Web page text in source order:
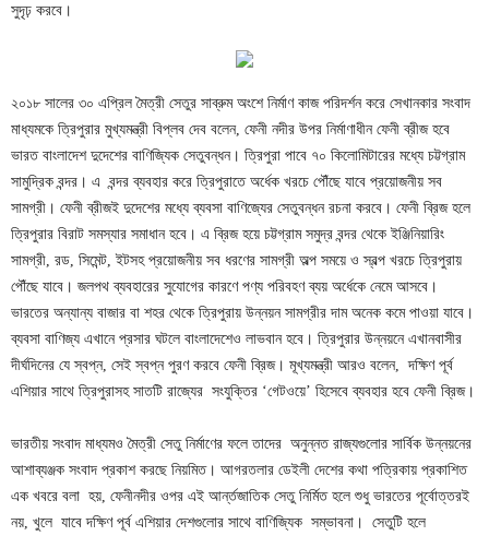
সুদৃঢ় করবে।
২০১৮ সালের ৩০ এপ্রিল মৈত্রী সেতুর সাব্রুম অংশে নির্মাণ কাজ পরিদর্শন করে সেখানকার সংবাদ
মাধ্যমকে ত্রিপুরার মুখ্যমন্ত্রী বিপ্লব দেব বলেন, ফেনী নদীর উপর নির্মাণাধীন ফেনী ব্রীজ হবে
ভারত বাংলাদেশ দুদেশের বাণিজ্যিক সেতুবন্ধন। ত্রিপুরা পাবে ৭০ কিলোমিটারের মধ্যে চট্টগ্রাম
সামুদ্রিক বন্দর। এ বন্দর ব্যবহার করে ত্রিপুরাতে অর্ধেক খরচে পৌঁছে যাবে প্রয়োজনীয় সব
সামগ্রী। ফেনী ব্রীজই দুদেশের মধ্যে ব্যবসা বাণিজ্যের সেতুবন্ধন রচনা করবে। ফেনী ব্রিজ হলে
ত্রিপুরার বিরাট সমস্যার সমাধান হবে। এ ব্রিজ হয়ে চট্টগ্রাম সমুদ্র বন্দর থেকে ইঞ্জিনিয়ারিং
সামগ্রী, রড, সিমেন্ট, ইটসহ প্রয়োজনীয় সব ধরণের সামগ্রী অল্প সময়ে ও স্বল্প খরচে ত্রিপুরায়
পৌঁছে যাবে। জলপথ ব্যবহারের সুযোগের কারণে পণ্য পরিবহণ ব্যয় অর্ধেকে নেমে আসবে।
ভারতের অন্যান্য বাজার বা শহর থেকে ত্রিপুরায় উন্নয়ন সামগ্রীর দাম অনেক কমে পাওয়া যাবে।
ব্যবসা বাণিজ্য এখানে প্রসার ঘটলে বাংলাদেশেও লাভবান হবে। ত্রিপুরার উন্নয়নে এখানবাসীর
দীর্ঘদিনের যে স্বপ্ন, সেই স্বপ্ন পুরণ করবে ফেনী ব্রিজ। মূখ্যমন্ত্রী আরও বলেন, দক্ষিণ পূর্ব
এশিয়ার সাথে ত্রিপুরাসহ সাতটি রাজ্যের সংযুক্তির ‘গেটওয়ে’ হিসেবে ব্যবহার হবে ফেনী ব্রিজ।
ভারতীয় সংবাদ মাধ্যমও মৈত্রী সেতু নির্মাণের ফলে তাদের অনুন্নত রাজ্যগুলোর সার্বিক উন্নয়নের
আশাব্যঞ্জক সংবাদ প্রকাশ করছে নিয়মিত। আগরতলার ডেইলী দেশের কথা পত্রিকায় প্রকাশিত
এক খবরে বলা হয়, ফেনীনদীর ওপর এই আর্ন্তজাতিক সেতু নির্মিত হলে শুধু ভারতের পূর্বোত্তরই
নয়, খুলে যাবে দক্ষিণ পূর্ব এশিয়ার দেশগুলোর সাথে বাণিজ্যিক সম্ভাবনা। সেতুটি হলে